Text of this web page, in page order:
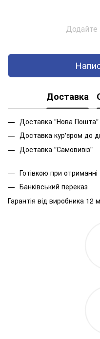
Додайте
Доставка
Доставка "Нова Пошта"
Доставка кур'єром до
Доставка "Самовивіз"
Готівкою при отриманні
Банківський переказ
Гарантія від виробника 12